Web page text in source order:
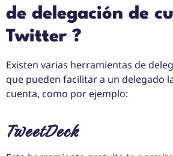
de delegación de
Twitter ?
Existen varias herramientas de
que pueden facilitar a un delegado
cuenta, como por ejemplo:
TweetDeck